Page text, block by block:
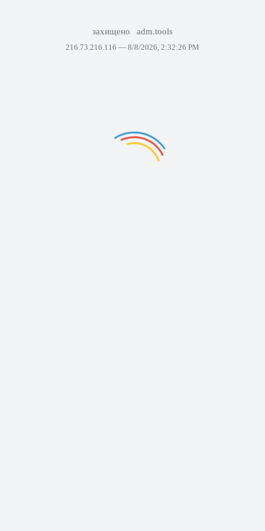
захищено adm.tools
216.73.216.116 — 8/8/2026, 2:32:26 PM